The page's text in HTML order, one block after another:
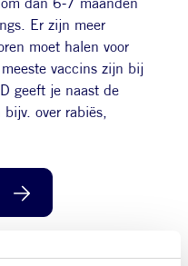
Er zijn meer
moet halen voor
vaccins zijn bij
geeft je naast de
bijv. over rabiës,